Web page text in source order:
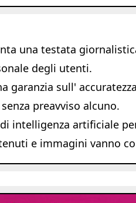
una testata
degli utenti.
garanzia sull'
preavviso alcuno.
intelligenza artificiale
e immagini vanno